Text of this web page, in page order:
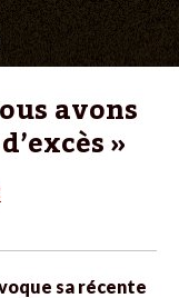
avons
»
sa récente